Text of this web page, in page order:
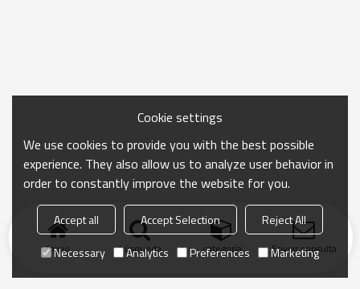
Inicio búsqueda categoría Enviar consulta
Cookie settings
We use cookies to provide you with the best possible
experience. They also allow us to analyze user behavior in
order to constantly improve the website for you.
Accept all Accept Selection
Reject All
Necessary
Analytics Preferences Marketing